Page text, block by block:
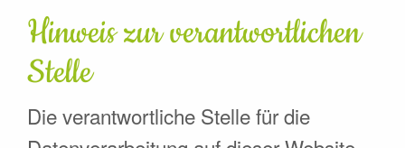
Hinweis zur verantwortlichen
Stelle
Die verantwortliche Stelle für die